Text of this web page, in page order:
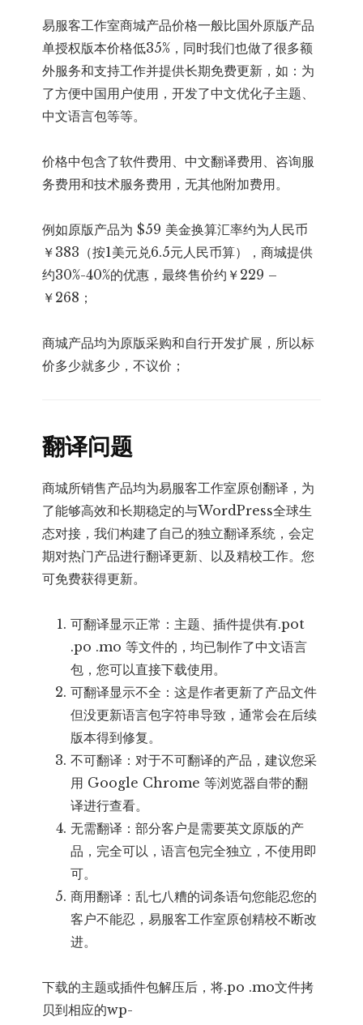
易服客工作室商城产品价格一般比国外原版产品
单授权版本价格低35%，同时我们也做了很多额
外服务和支持工作并提供长期免费更新，如：为
了方便中国用户使用，开发了中文优化子主题、
中文语言包等等。
价格中包含了软件费用、中文翻译费用、咨询服
务费用和技术服务费用，无其他附加费用。
例如原版产品为 $59 美金换算汇率约为人民币
￥383（按1美元兑6.5元人民币算），商城提供
约30%-40%的优惠，最终售价约￥229 –
￥268；
商城产品均为原版采购和自行开发扩展，所以标
价多少就多少，不议价；
翻译问题
商城所销售产品均为易服客工作室原创翻译，为
了能够高效和长期稳定的与WordPress全球生
态对接，我们构建了自己的独立翻译系统，会定
期对热门产品进行翻译更新、以及精校工作。您
可免费获得更新。
可翻译显示正常：主题、插件提供有.pot
.po .mo 等文件的，均已制作了中文语言
包，您可以直接下载使用。
可翻译显示不全：这是作者更新了产品文件
但没更新语言包字符串导致，通常会在后续
版本得到修复。
不可翻译：对于不可翻译的产品，建议您采
用 Google Chrome 等浏览器自带的翻
译进行查看。
无需翻译：部分客户是需要英文原版的产
品，完全可以，语言包完全独立，不使用即
可。
商用翻译：乱七八糟的词条语句您能忍您的
客户不能忍，易服客工作室原创精校不断改
进。
下载的主题或插件包解压后，将.po .mo文件拷
贝到相应的wp-